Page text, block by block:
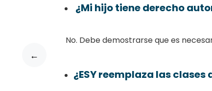
¿Mi hijo tiene derecho
No. Debe demostrarse que es
¿ESY reemplaza las clases
←